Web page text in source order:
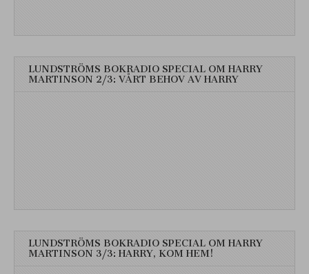
LUNDSTRÖMS BOKRADIO SPECIAL OM HARRY
MARTINSON 2/3: VÅRT BEHOV AV HARRY
LUNDSTRÖMS BOKRADIO SPECIAL OM HARRY
MARTINSON 3/3: HARRY, KOM HEM!